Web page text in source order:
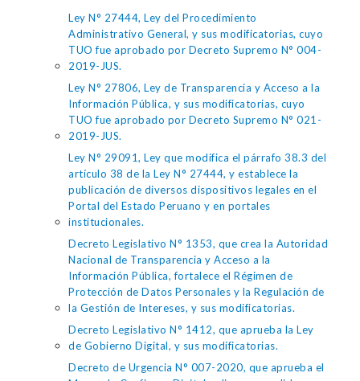
Ley N° 27444, Ley del Procedimiento
Administrativo General, y sus modificatorias, cuyo
TUO fue aprobado por Decreto Supremo N° 004-
2019-JUS.
Ley N° 27806, Ley de Transparencia y Acceso a la
Información Pública, y sus modificatorias, cuyo
TUO fue aprobado por Decreto Supremo N° 021-
2019-JUS.
Ley N° 29091, Ley que modifica el párrafo 38.3 del
artículo 38 de la Ley N° 27444, y establece la
publicación de diversos dispositivos legales en el
Portal del Estado Peruano y en portales
institucionales.
Decreto Legislativo N° 1353, que crea la Autoridad
Nacional de Transparencia y Acceso a la
Información Pública, fortalece el Régimen de
Protección de Datos Personales y la Regulación de
la Gestión de Intereses, y sus modificatorias.
Decreto Legislativo N° 1412, que aprueba la Ley
de Gobierno Digital, y sus modificatorias.
Decreto de Urgencia N° 007-2020, que aprueba el